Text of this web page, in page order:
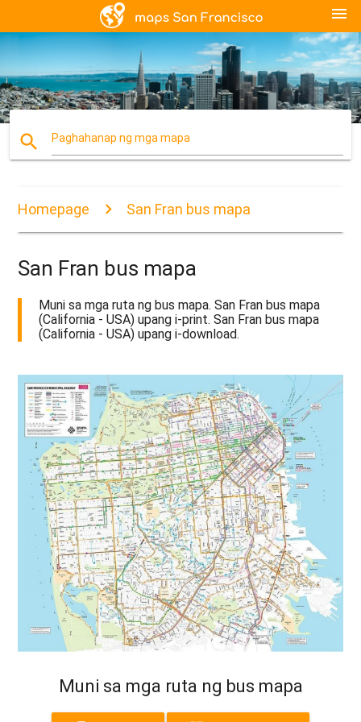
menu
search Paghahanap ng mga mapa
Homepage San Fran bus mapa
San Fran bus mapa
Muni sa mga ruta ng bus mapa. San Fran bus mapa
(California - USA) upang i-print. San Fran bus mapa
(California - USA) upang i-download.
Muni sa mga ruta ng bus mapa